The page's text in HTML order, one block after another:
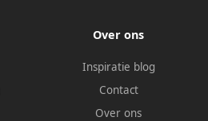
Over ons
Inspiratie blog
Contact
Over ons